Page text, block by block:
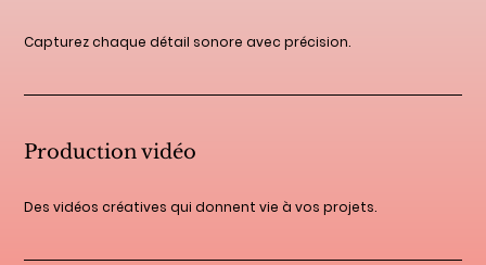
Capturez chaque détail sonore avec précision.
Production vidéo
Des vidéos créatives qui donnent vie à vos projets.